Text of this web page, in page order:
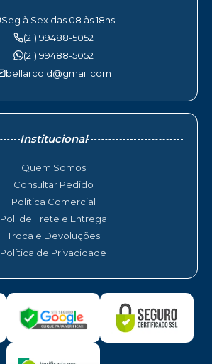
Seg à Sex das 08 às 18hs
(21) 99488-5052
(21) 99488-5052
bellarcold@gmail.com
Institucional
Quem Somos
Consultar Pedido
Política Comercial
Pol. de Frete e Entrega
Troca e Devoluções
Política de Privacidade